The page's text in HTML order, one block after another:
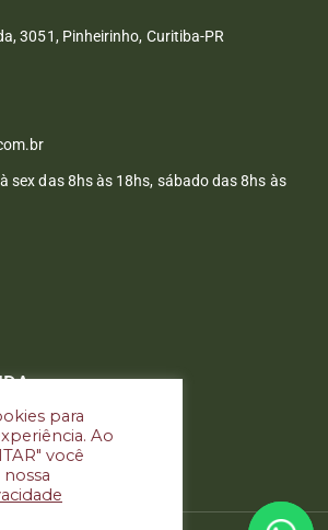
3051, Pinheirinho, Curitiba-PR
sex das 8hs às 18hs, sábado das 8hs às
para
Ao
você
Atendimento